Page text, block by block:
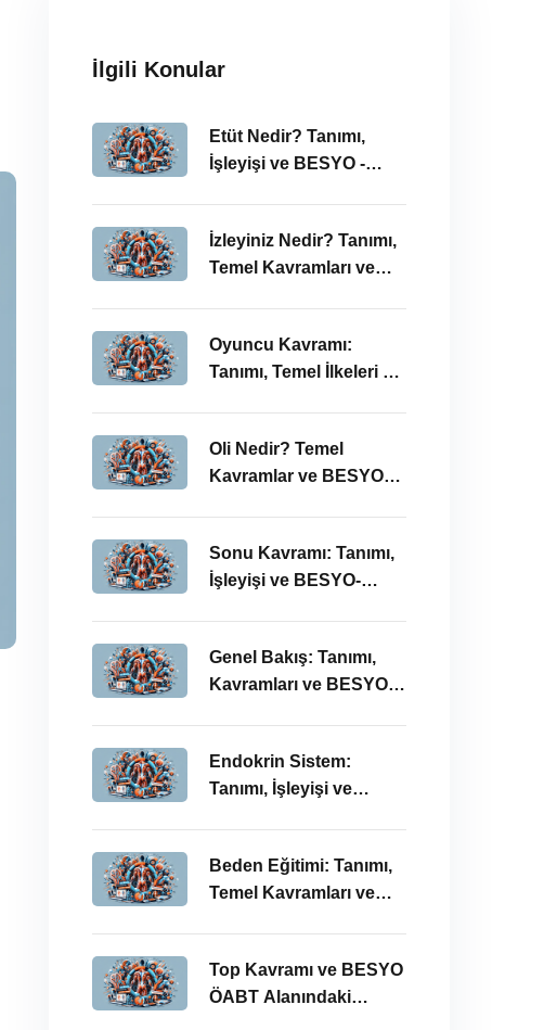
İlgili Konular
Etüt Nedir? Tanımı,
İşleyişi ve BESYO -
İzleyiniz Nedir? Tanımı,
Temel Kavramları ve
Oyuncu Kavramı:
Tanımı, Temel İlkeleri ve
Oli Nedir? Temel
Kavramlar ve BESYO
Sonu Kavramı: Tanımı,
İşleyişi ve BESYO-
Genel Bakış: Tanımı,
Kavramları ve BESYO
Endokrin Sistem:
Tanımı, İşleyişi ve
Beden Eğitimi: Tanımı,
Temel Kavramları ve
Top Kavramı ve BESYO
ÖABT Alanındaki